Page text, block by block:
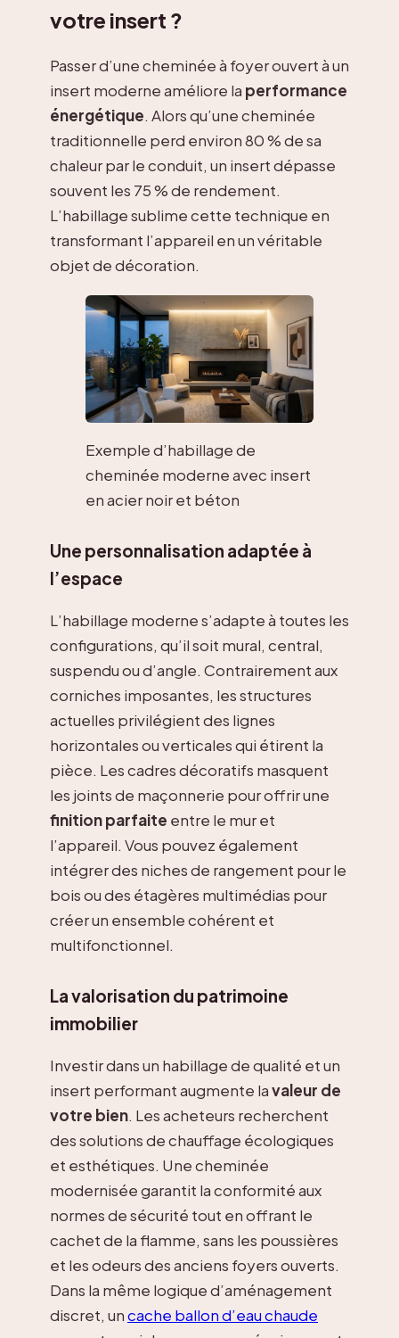
votre insert ?
Passer d’une cheminée à foyer ouvert à un
insert moderne améliore la performance
énergétique. Alors qu’une cheminée
traditionnelle perd environ 80 % de sa
chaleur par le conduit, un insert dépasse
souvent les 75 % de rendement.
L’habillage sublime cette technique en
transformant l’appareil en un véritable
objet de décoration.
Exemple d’habillage de
cheminée moderne avec insert
en acier noir et béton
Une personnalisation adaptée à
l’espace
L’habillage moderne s’adapte à toutes les
configurations, qu’il soit mural, central,
suspendu ou d’angle. Contrairement aux
corniches imposantes, les structures
actuelles privilégient des lignes
horizontales ou verticales qui étirent la
pièce. Les cadres décoratifs masquent
les joints de maçonnerie pour offrir une
finition parfaite entre le mur et
l’appareil. Vous pouvez également
intégrer des niches de rangement pour le
bois ou des étagères multimédias pour
créer un ensemble cohérent et
multifonctionnel.
La valorisation du patrimoine
immobilier
Investir dans un habillage de qualité et un
insert performant augmente lavaleur de
votre bien. Les acheteurs recherchent
des solutions de chauffage écologiques
et esthétiques. Une cheminée
modernisée garantit la conformité aux
normes de sécurité tout en offrant le
cachet de la flamme, sans les poussières
et les odeurs des anciens foyers ouverts.
Dans la même logique d’aménagement
discret, uncache ballon d’eau chaude